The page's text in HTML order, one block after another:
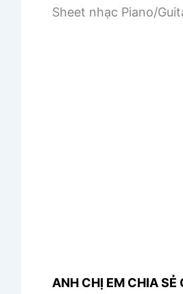
Sheet nhạc Piano/
ANH CHỊ EM CHIA